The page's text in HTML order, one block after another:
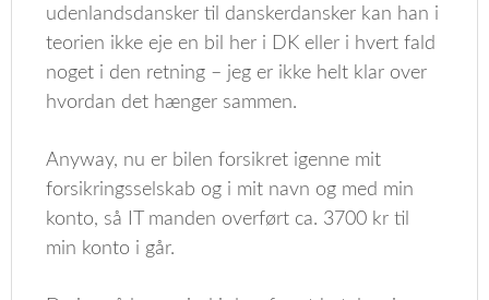
udenlandsdansker til danskerdansker kan han i
teorien ikke eje en bil her i DK eller i hvert fald
noget i den retning – jeg er ikke helt klar over
hvordan det hænger sammen.
Anyway, nu er bilen forsikret igenne mit
forsikringsselskab og i mit navn og med min
konto, så IT manden overført ca. 3700 kr til
min konto i går.